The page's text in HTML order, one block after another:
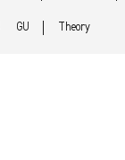
GU Theory